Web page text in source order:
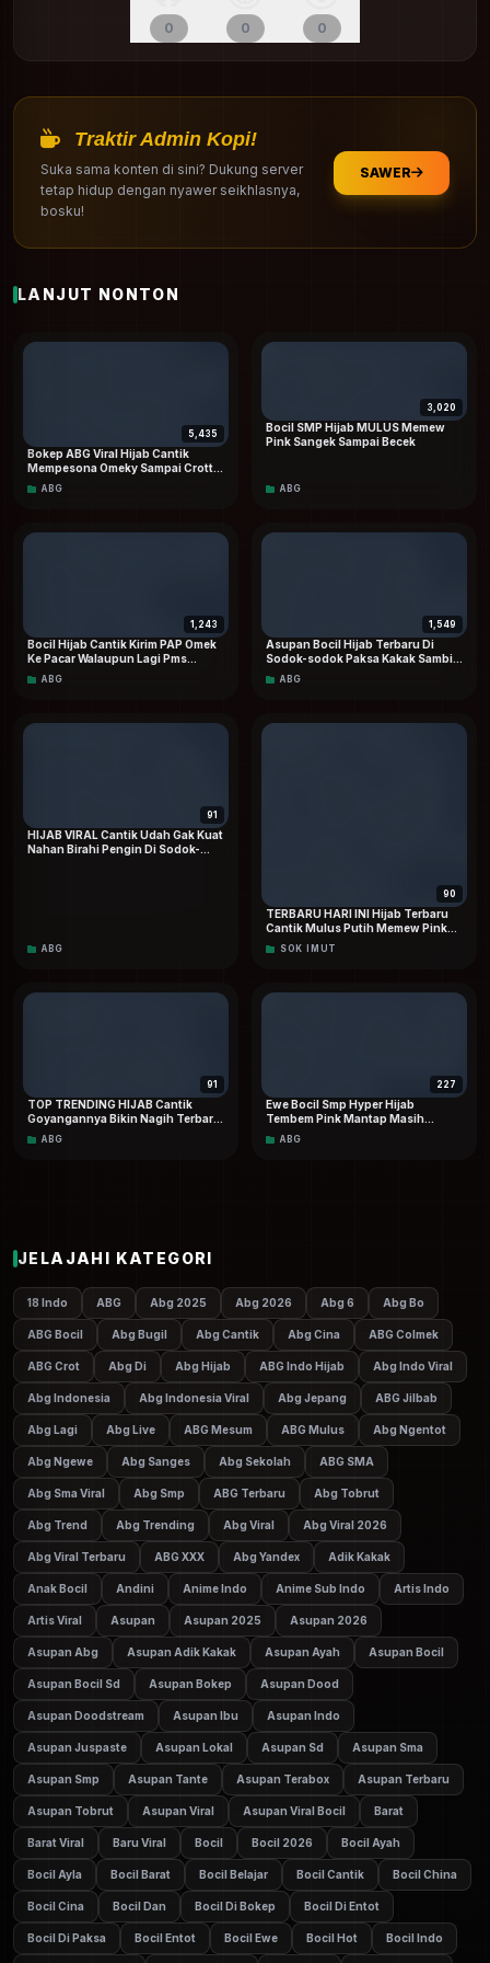
Tante Tobrut Bokep Hijab
ABG Bocil Bocil Viral Bocil Terbaru
0 0 0
Traktir Admin Kopi!
Suka sama konten di sini? Dukung server
tetap hidup dengan nyawer seikhlasnya,
bosku!
SAWER
LANJUT NONTON
5,435
Bokep ABG Viral Hijab Cantik
Mempesona Omeky Sampai Crotttt
Dood
ABG
3,020
Bocil SMP Hijab MULUS Memew
Pink Sangek Sampai Becek
ABG
1,243
Bocil Hijab Cantik Kirim PAP Omek
Ke Pacar Walaupun Lagi Pms
Terbaru
ABG
1,549
Asupan Bocil Hijab Terbaru Di
Sodok-sodok Paksa Kakak Sambil
Riasan VIRAL Dood
ABG
91
HIJAB VIRAL Cantik Udah Gak Kuat
Nahan Birahi Pengin Di Sodok-
ABG
90
TERBARU HARI INI Hijab Terbaru
Cantik Mulus Putih Memew Pink
Pamer Colok-colok Sampai Mancur
Beneran Bikin Pengin Di Bungkus
SOK IMUT
91
TOP TRENDING HIJAB Cantik
Goyangannya Bikin Nagih Terbaru
ViralABG
227
Ewe Bocil Smp Hyper Hijab
Tembem Pink Mantap Masih
Sempit Doodstream.com
ABG
JELAJAHI KATEGORI
18 Indo ABG Abg 2025 Abg 2026 Abg 6 Abg Bo
ABG Bocil Abg Bugil Abg Cantik Abg Cina ABG Colmek
ABG Crot Abg Di Abg Hijab ABG Indo Hijab Abg Indo Viral
Abg Indonesia Abg Indonesia Viral Abg Jepang ABG Jilbab
Abg Lagi Abg Live ABG Mesum ABG Mulus Abg Ngentot
Abg Ngewe Abg Sanges Abg Sekolah ABG SMA
Abg Sma Viral Abg Smp ABG Terbaru Abg Tobrut
Abg Trend Abg Trending Abg Viral Abg Viral 2026
Abg Viral Terbaru ABG XXX Abg Yandex Adik Kakak
Anak Bocil Andini Anime Indo Anime Sub Indo Artis Indo
Artis Viral Asupan Asupan 2025 Asupan 2026
Asupan Abg Asupan Adik Kakak Asupan Ayah Asupan Bocil
Asupan Bocil Sd Asupan Bokep Asupan Dood
Asupan Doodstream Asupan Ibu Asupan Indo
Asupan Juspaste Asupan Lokal Asupan Sd Asupan Sma
Asupan Smp Asupan Tante Asupan Terabox Asupan Terbaru
Asupan Tobrut Asupan Viral Asupan Viral Bocil Barat
Barat Viral Baru Viral Bocil Bocil 2026 Bocil Ayah
Bocil Ayla Bocil Barat Bocil Belajar Bocil Cantik Bocil China
Bocil Cina Bocil Dan Bocil Di Bokep Bocil Di Entot
Bocil Di Paksa Bocil Entot Bocil Ewe Bocil Hot Bocil Indo